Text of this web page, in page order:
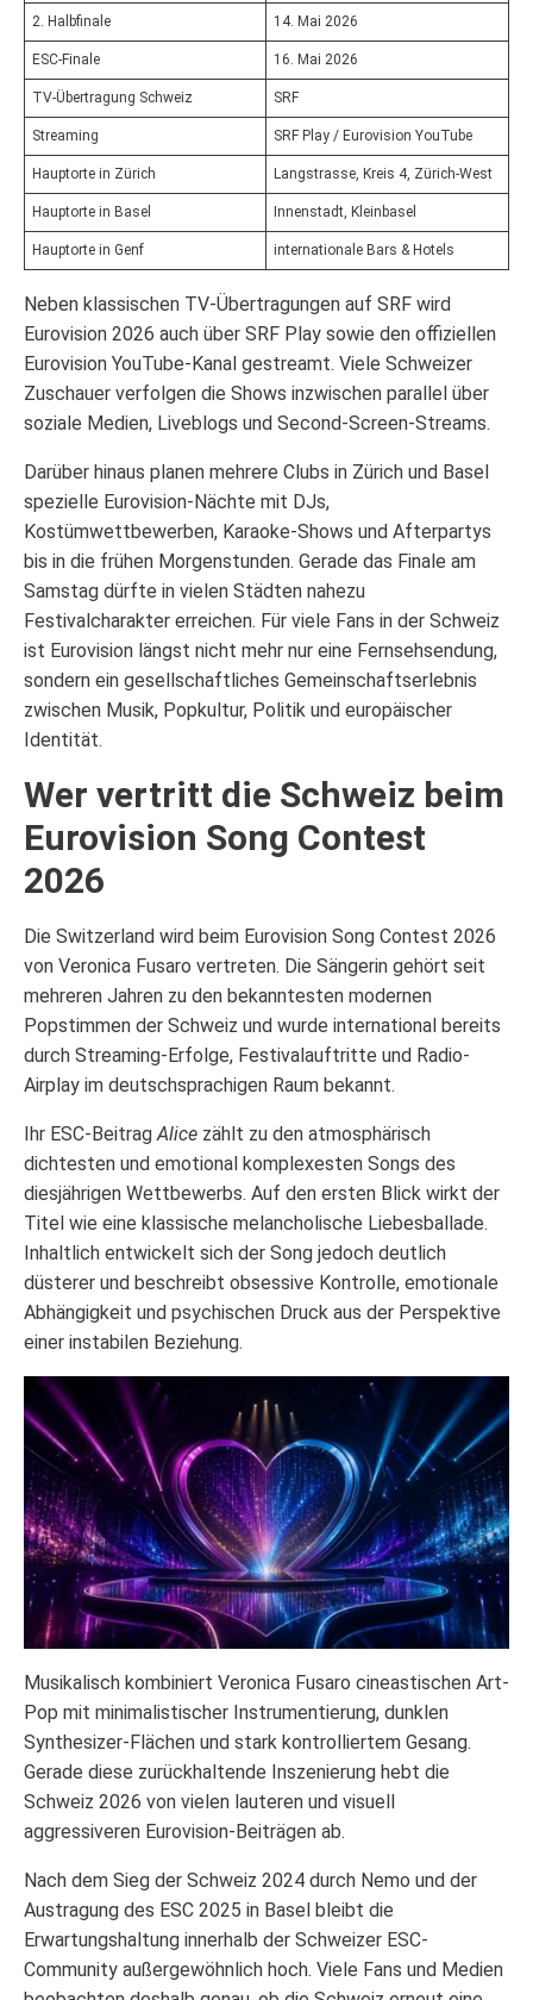
2. Halbfinale 14. Mai 2026
ESC-Finale 16. Mai 2026
TV-Übertragung Schweiz SRF
Streaming SRF Play / Eurovision YouTube
Hauptorte in Zürich Langstrasse, Kreis 4, Zürich-West
Hauptorte in Basel Innenstadt, Kleinbasel
Hauptorte in Genf internationale Bars & Hotels
Neben klassischen TV-Übertragungen auf SRF wird
Eurovision 2026 auch über SRF Play sowie den offiziellen
Eurovision YouTube-Kanal gestreamt. Viele Schweizer
Zuschauer verfolgen die Shows inzwischen parallel über
soziale Medien, Liveblogs und Second-Screen-Streams.
Darüber hinaus planen mehrere Clubs in Zürich und Basel
spezielle Eurovision-Nächte mit DJs,
Kostümwettbewerben, Karaoke-Shows und Afterpartys
bis in die frühen Morgenstunden. Gerade das Finale am
Samstag dürfte in vielen Städten nahezu
Festivalcharakter erreichen. Für viele Fans in der Schweiz
ist Eurovision längst nicht mehr nur eine Fernsehsendung,
sondern ein gesellschaftliches Gemeinschaftserlebnis
zwischen Musik, Popkultur, Politik und europäischer
Identität.
Wer vertritt die Schweiz beim
Eurovision Song Contest
2026
Die Switzerland wird beim Eurovision Song Contest 2026
von Veronica Fusaro vertreten. Die Sängerin gehört seit
mehreren Jahren zu den bekanntesten modernen
Popstimmen der Schweiz und wurde international bereits
durch Streaming-Erfolge, Festivalauftritte und Radio-
Airplay im deutschsprachigen Raum bekannt.
Ihr ESC-Beitrag Alice zählt zu den atmosphärisch
dichtesten und emotional komplexesten Songs des
diesjährigen Wettbewerbs. Auf den ersten Blick wirkt der
Titel wie eine klassische melancholische Liebesballade.
Inhaltlich entwickelt sich der Song jedoch deutlich
düsterer und beschreibt obsessive Kontrolle, emotionale
Abhängigkeit und psychischen Druck aus der Perspektive
einer instabilen Beziehung.
Musikalisch kombiniert Veronica Fusaro cineastischen Art-
Pop mit minimalistischer Instrumentierung, dunklen
Synthesizer-Flächen und stark kontrolliertem Gesang.
Gerade diese zurückhaltende Inszenierung hebt die
Schweiz 2026 von vielen lauteren und visuell
aggressiveren Eurovision-Beiträgen ab.
Nach dem Sieg der Schweiz 2024 durch Nemo und der
Austragung des ESC 2025 in Basel bleibt die
Erwartungshaltung innerhalb der Schweizer ESC-
Community außergewöhnlich hoch. Viele Fans und Medien